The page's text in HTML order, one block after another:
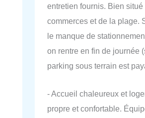
entretien fournis. Bien situé
commerces et de la plage.
le manque de
on rentre en fin de journée
parking sous terrain est
- Accueil chaleureux et
propre et confortable.